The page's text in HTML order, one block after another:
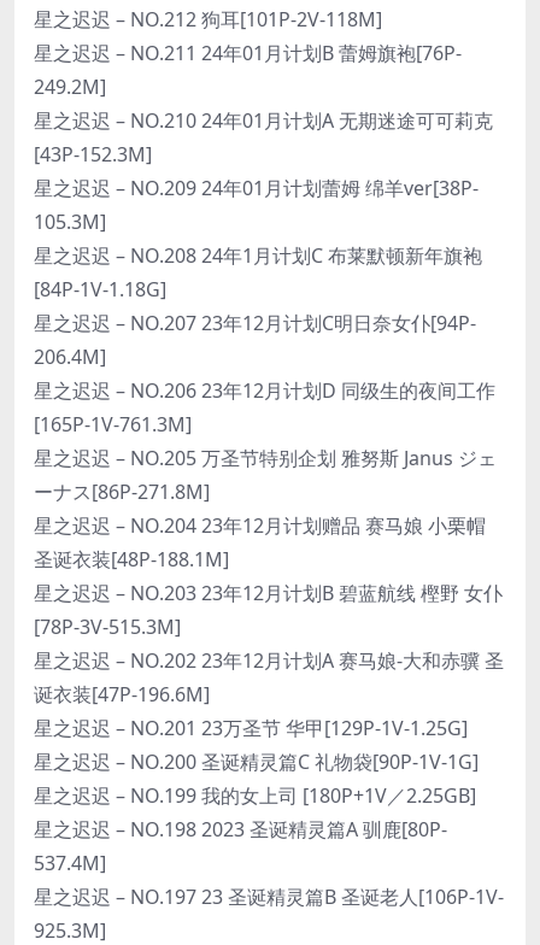
星之迟迟 – NO.212 狗耳[101P-2V-118M]
星之迟迟 – NO.211 24年01月计划B 蕾姆旗袍[76P-
249.2M]
星之迟迟 – NO.210 24年01月计划A 无期迷途可可莉克
[43P-152.3M]
星之迟迟 – NO.209 24年01月计划蕾姆 绵羊ver[38P-
105.3M]
星之迟迟 – NO.208 24年1月计划C 布莱默顿新年旗袍
[84P-1V-1.18G]
星之迟迟 – NO.207 23年12月计划C明日奈女仆[94P-
206.4M]
星之迟迟 – NO.206 23年12月计划D 同级生的夜间工作
[165P-1V-761.3M]
星之迟迟 – NO.205 万圣节特别企划 雅努斯 Janus ジェ
ーナス[86P-271.8M]
星之迟迟 – NO.204 23年12月计划赠品 赛马娘 小栗帽
圣诞衣装[48P-188.1M]
星之迟迟 – NO.203 23年12月计划B 碧蓝航线 樫野 女仆
[78P-3V-515.3M]
星之迟迟 – NO.202 23年12月计划A 赛马娘-大和赤骥 圣
诞衣装[47P-196.6M]
星之迟迟 – NO.201 23万圣节 华甲[129P-1V-1.25G]
星之迟迟 – NO.200 圣诞精灵篇C 礼物袋[90P-1V-1G]
星之迟迟 – NO.199 我的女上司 [180P+1V／2.25GB]
星之迟迟 – NO.198 2023 圣诞精灵篇A 驯鹿[80P-
537.4M]
星之迟迟 – NO.197 23 圣诞精灵篇B 圣诞老人[106P-1V-
925.3M]